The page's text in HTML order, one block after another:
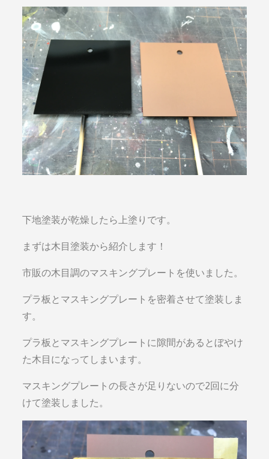
下地塗装が乾燥したら上塗りです。
まずは木目塗装から紹介します！
市販の木目調のマスキングプレートを使いました。
プラ板とマスキングプレートを密着させて塗装しま
す。
プラ板とマスキングプレートに隙間があるとぼやけ
た木目になってしまいます。
マスキングプレートの長さが足りないので2回に分
けて塗装しました。